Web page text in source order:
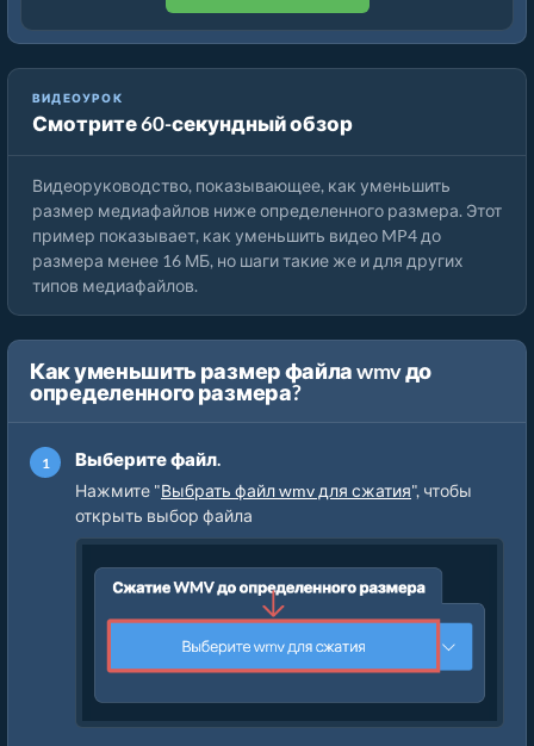
ВИДЕОУРОК
Смотрите 60-секундный обзор
Как уменьшить MP4 до 16 МБ (Простое руководство)
Видеоруководство, показывающее, как уменьшить
размер медиафайлов ниже определенного размера. Этот
пример показывает, как уменьшить видео MP4 до
размера менее 16 МБ, но шаги такие же и для других
типов медиафайлов.
Как уменьшить размер файла wmv до
определенного размера?
Выберите файл.
Нажмите "Выбрать файл wmv для сжатия", чтобы
открыть выбор файла